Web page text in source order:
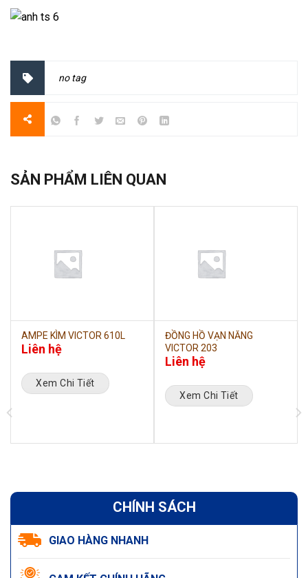
no tag
SẢN PHẨM LIÊN QUAN
AMPE KÌM VICTOR 610L
Liên hệ
Xem Chi Tiết
ĐỒNG HỒ VẠN NĂNG
VICTOR 203
Liên hệ
Xem Chi Tiết
CHÍNH SÁCH
GIAO HÀNG NHANH